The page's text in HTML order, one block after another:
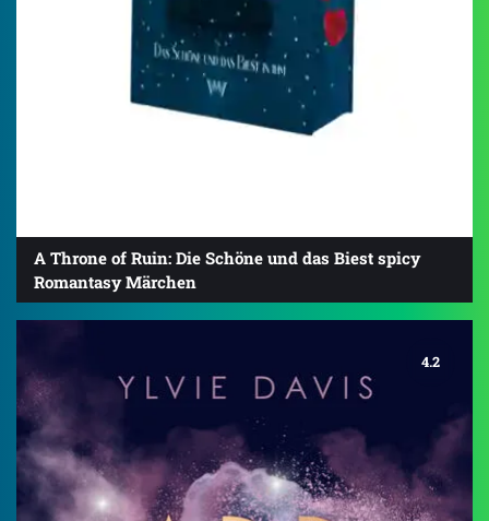
A Throne of Ruin: Die Schöne und das Biest spicy
Romantasy Märchen
4.2